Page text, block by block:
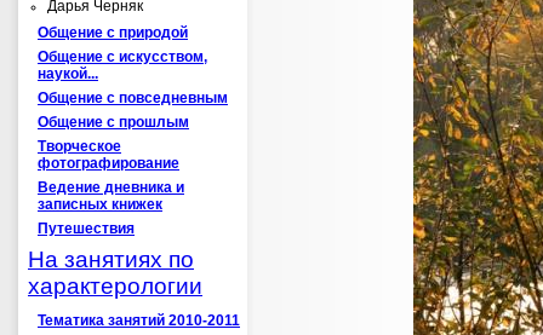
Дарья Черняк
Общение с природой
Общение с искусством,
наукой...
Общение с повседневным
Общение с прошлым
Творческое
фотографирование
Ведение дневника и
записных книжек
Путешествия
На занятиях по
характерологии
Тематика занятий 2010-2011